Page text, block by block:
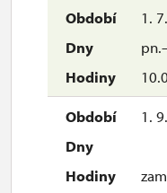
1.
1.